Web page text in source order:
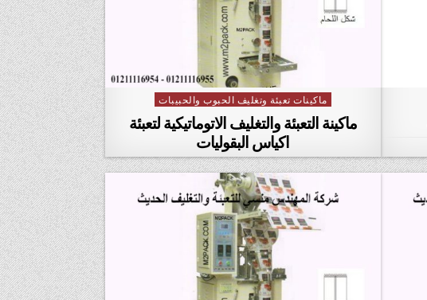
Posted in
ماكينات تعبئة وتغليف الحبوب والحبيبات
‏‏ماكينة التعبئة والتغليف الاتوماتيكية لتعبئة
اكياس البقوليات